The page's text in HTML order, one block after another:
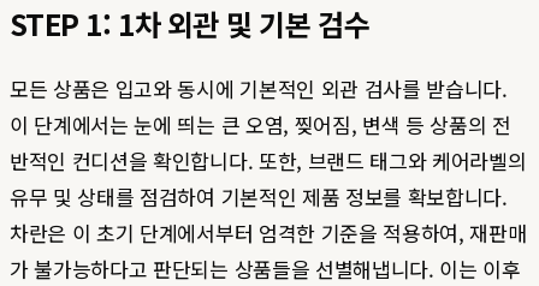
STEP 1: 1차 외관 및 기본 검수
모든 상품은 입고와 동시에 기본적인 외관 검사를 받습니다.
이 단계에서는 눈에 띄는 큰 오염, 찢어짐, 변색 등 상품의 전
반적인 컨디션을 확인합니다. 또한, 브랜드 태그와 케어라벨의
유무 및 상태를 점검하여 기본적인 제품 정보를 확보합니다.
차란은 이 초기 단계에서부터 엄격한 기준을 적용하여, 재판매
가 불가능하다고 판단되는 상품들을 선별해냅니다. 이는 이후